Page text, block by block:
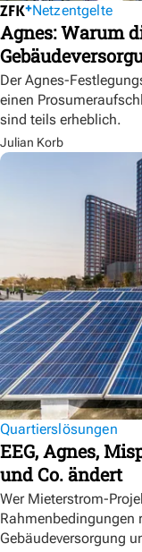
Netzentgelte
Agnes: Warum
Der Agnes-
einen
sind teils erheblich.
Julian Korb
Quartierslösungen
EEG, Agnes,
und Co. ändert
Wer Mieterstrom-
Rahmenbedingungen
Gebäudeversorgung